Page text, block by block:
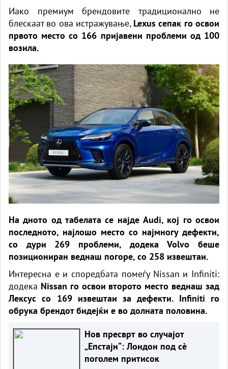
Иако премиум брендовите традиционално не
блескаат во ова истражување, Lexus сепак го освои
првото место со 166 пријавени проблеми од 100
возила.
На дното од табелата се најде Audi, кој го освои
последното, најлошо место со најмногу дефекти,
со дури 269 проблеми, додека Volvo беше
позициониран веднаш погоре, со 258 извештаи.
Интересна е и споредбата помеѓу Nissan и Infiniti:
додека Nissan го освои второто место веднаш зад
Лексус со 169 извештаи за дефекти. Infiniti го
обрука брендот бидејќи е во долната половина.
Нов пресврт во случајот
„Епстајн“: Лондон под сè
поголем притисок